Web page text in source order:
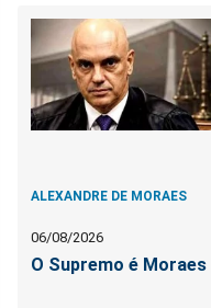
ALEXANDRE DE MORAES
06/08/2026
O Supremo é Moraes